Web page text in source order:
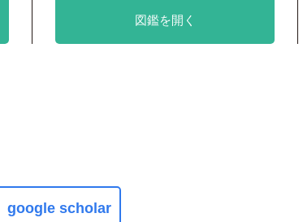
図鑑を開く
google scholar